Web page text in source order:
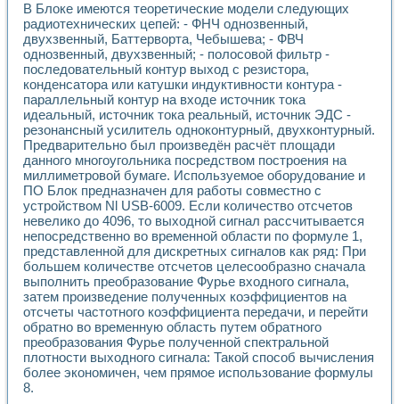
Управление температурой газовой среды специальной
Разработка программного обеспечения с
Использование технологий NATIONAL INSTRUMENTS
Оборудование для промышленной термотрансферной
Автоматизация реометрических исследований на базе
Применение измерителя иммитанса для исследова¬ния
Исследование электромагнитных переходных процессов
Стенд для исследования электрических переходных
Автоматизация контроля сварных швов на базе
Измерительный контроль с применением
Моделирование надежности и эффективности систем
Лабораторные практикумы и учебные стенды
Автоматизация лабораторного стенда по измерению
Автоматизированные лабораторные комплексы для
Виртуальный прибор для исследования нелинейных
Использование виртуальных приборов в процесе
Использование программ ELECTRONICS WORKBENCH-
Лабораторный практикум по дисциплине «Цифровые
Лабораторный практикум по ИНС на основе LabVIEW
Лабораторный практикум по основам теории коммутации
Опыт использования NI LabVIEW для создания
Применение LabVIEW для исследования течения в
В Блоке имеются теоретические модели следующих
радиотехнических цепей: - ФНЧ однозвенный,
двухзвенный, Баттерворта, Чебышева; - ФВЧ
однозвенный, двухзвенный; - полосовой фильтр -
последовательный контур выход с резистора,
конденсатора или катушки индуктивности контура -
параллельный контур на входе источник тока
идеальный, источник тока реальный, источник ЭДС -
резонансный усилитель одноконтурный, двухконтурный.
Предварительно был произведён расчёт площади
данного многоугольника посредством построения на
миллиметровой бумаге. Используемое оборудование и
ПО Блок предназначен для работы совместно с
устройством Nl USB-6009. Если количество отсчетов
невелико до 4096, то выходной сигнал рассчитывается
непосредственно во временной области по формуле 1,
представленной для дискретных сигналов как ряд: При
большем количестве отсчетов целесообразно сначала
выполнить преобразование Фурье входного сигнала,
затем произведение полученных коэффициентов на
отсчеты частотного коэффициента передачи, и перейти
обратно во временную область путем обратного
преобразования Фурье полученной спектральной
плотности выходного сигнала: Такой способ вычисления
более экономичен, чем прямое использование формулы
8.